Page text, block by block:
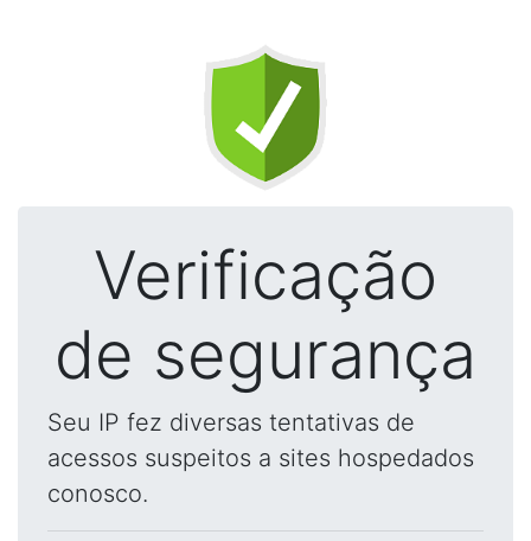
Verificação
de segurança
Seu IP fez diversas tentativas de
acessos suspeitos a sites hospedados
conosco.